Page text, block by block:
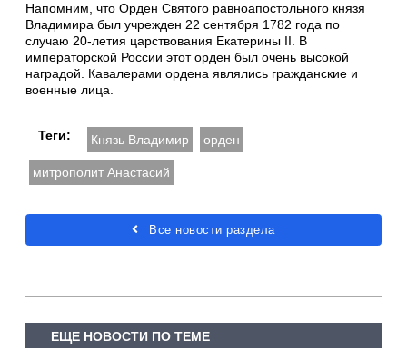
Напомним, что Орден Святого равноапостольного князя
Владимира был учрежден 22 сентября 1782 года по
случаю 20-летия царствования Екатерины II. В
императорской России этот орден был очень высокой
наградой. Кавалерами ордена являлись гражданские и
военные лица.
Теги: Князь Владимир орден
митрополит Анастасий
Все новости раздела
ЕЩЕ НОВОСТИ ПО ТЕМЕ